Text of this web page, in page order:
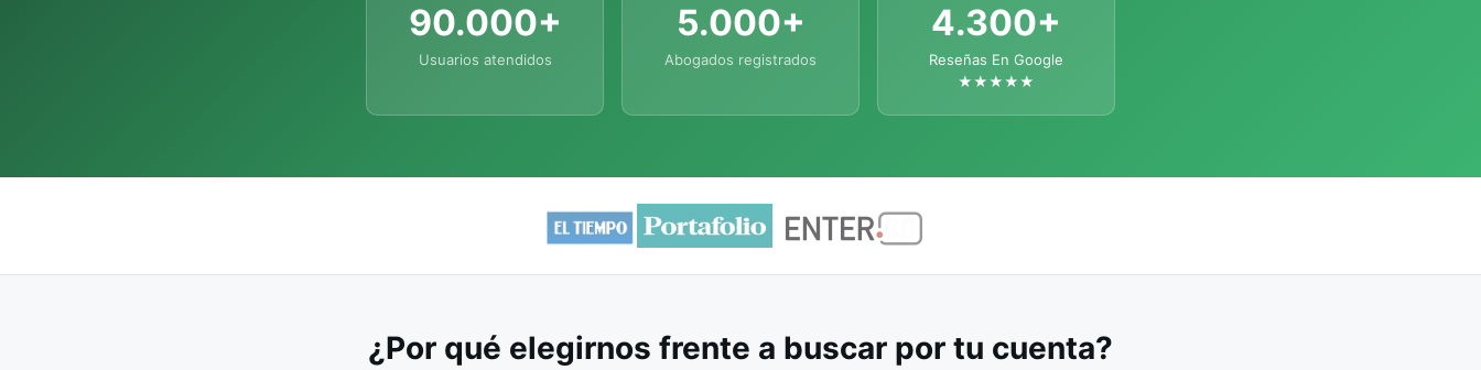
90.000+
Usuarios atendidos
5.000+
Abogados registrados
4.300+
Reseñas En Google
★★★★★
¿Por qué elegirnos frente a buscar por tu cuenta?